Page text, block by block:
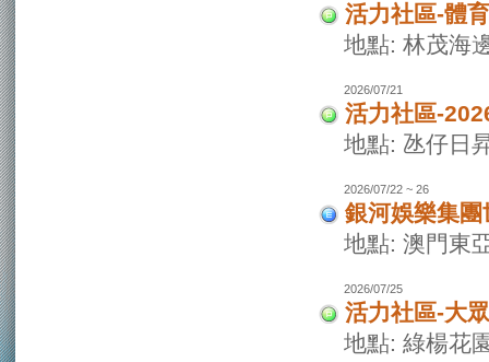
活力社區-體
地點: 林茂海
2026/07/21
活力社區-
地點: 氹仔日
2026/07/22 ~ 26
銀河娛樂集
地點: 澳門東
2026/07/25
活力社區-大
地點: 綠楊花